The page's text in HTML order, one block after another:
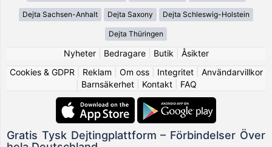
Dejta Sachsen-Anhalt Dejta Saxony Dejta Schleswig-Holstein
Dejta Thüringen
Nyheter| Bedragare| Butik
Åsikter
Cookies & GDPR
Reklam Om oss| Integritet| Användarvillkor
Barnsäkerhet| Kontakt| FAQ
Gratis Tysk Dejtingplattform – Förbindelser Över